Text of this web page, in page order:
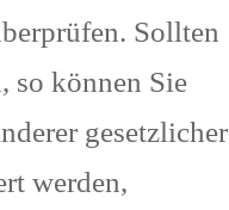
Sollten
so können Sie
gesetzlicher
werden,